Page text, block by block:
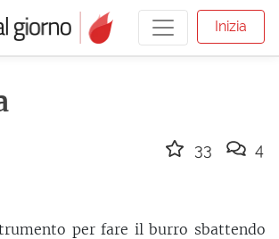
Inizia
per fare il burro sbattendo
33 4